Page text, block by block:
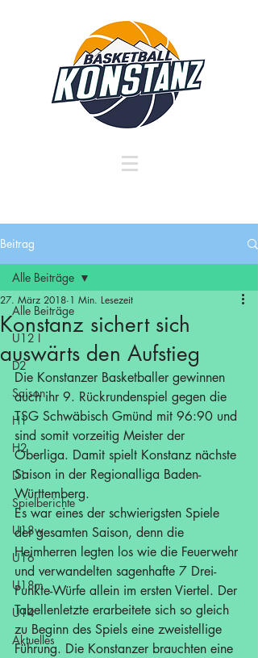
Beitrag
Alle Beiträge
U12 I
D2
Saison
H1
H2
D1
Spielberichte
U18w
U16
U18m
U14
Aktuelles
Alle Beiträge
Konstanz sichert sich
auswärts den Aufstieg
27. März 2018 1 Min. Lesezeit
Die Konstanzer Basketballer gewinnen
auch ihr 9. Rückrundenspiel gegen die
TSG Schwäbisch Gmünd mit 96:90 und
sind somit vorzeitig Meister der
Oberliga. Damit spielt Konstanz nächste
Saison in der Regionalliga Baden-
Württemberg.
Es war eines der schwierigsten Spiele
der gesamten Saison, denn die
Heimherren legten los wie die Feuerwehr
und verwandelten sagenhafte 7 Drei-
Punkte-Würfe allein im ersten Viertel. Der
Tabellenletzte erarbeitete sich so gleich
zu Beginn des Spiels eine zweistellige
Führung. Die Konstanzer brauchten eine